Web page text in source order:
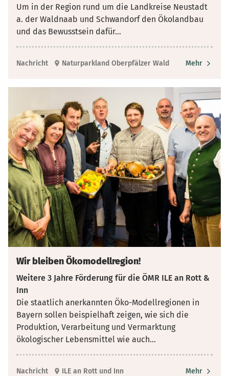
Um in der Region rund um die Landkreise Neustadt
a. der Waldnaab und Schwandorf den Ökolandbau
und das Bewusstsein dafür...
Nachricht Naturparkland Oberpfälzer Wald Mehr
Wir bleiben Ökomodellregion!
Weitere 3 Jahre Förderung für die ÖMR ILE an Rott &
Inn
Die staatlich anerkannten Öko-Modellregionen in
Bayern sollen beispielhaft zeigen, wie sich die
Produktion, Verarbeitung und Vermarktung
ökologischer Lebensmittel wie auch...
Nachricht ILE an Rott und Inn Mehr